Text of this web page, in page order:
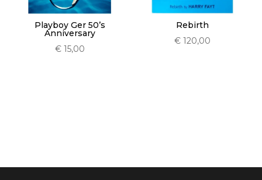
Playboy Ger 50’s
Anniversary
€15,00
Rebirth
€120,00